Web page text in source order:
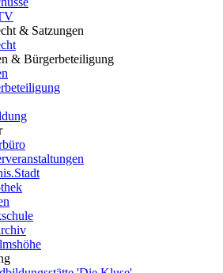
& Satzungen
& Bürgerbeteiligung